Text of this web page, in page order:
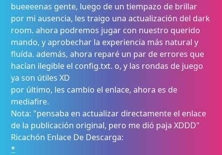
bueeeenas gente, luego de un tiempazo de brillar
por mi ausencia, les traigo una actualización del dark
room. ahora podremos jugar con nuestro querido
mando, y aprobechar la experiencia más natural y
fluída. además, ahora reparé un par de errores que
hacían ilegible el config.txt. o, y las rondas de juego
ya son útiles XD
por último, les cambio el enlace, ahora es de
mediafire.
Nota: "pensaba en actualizar directamente el enlace
de la publicación original, pero me dió paja XDDD"
Ricachón Enlace De Descarga:
*